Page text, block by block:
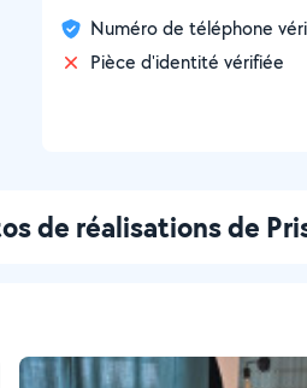
Numéro de téléphone
Pièce d'identité vérifiée
de réalisations de